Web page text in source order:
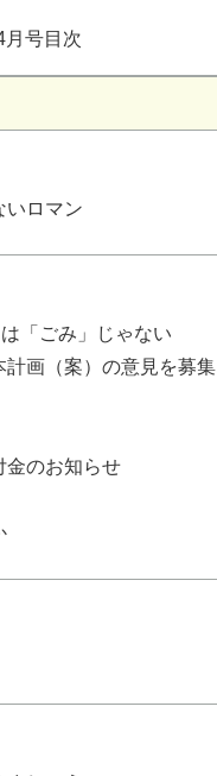
月号目次
いロマン
「ごみ」じゃない
画（案）の意見を募集
金のお知らせ